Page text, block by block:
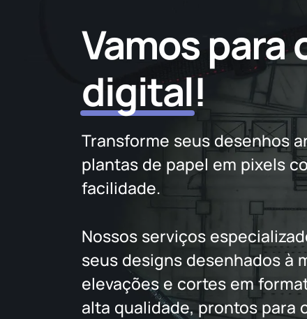
Vamos para
digital!
Transforme seus desenhos
plantas de papel em pixels
facilidade.
Nossos serviços
seus designs desenhados à
elevações e cortes em
alta qualidade, prontos para